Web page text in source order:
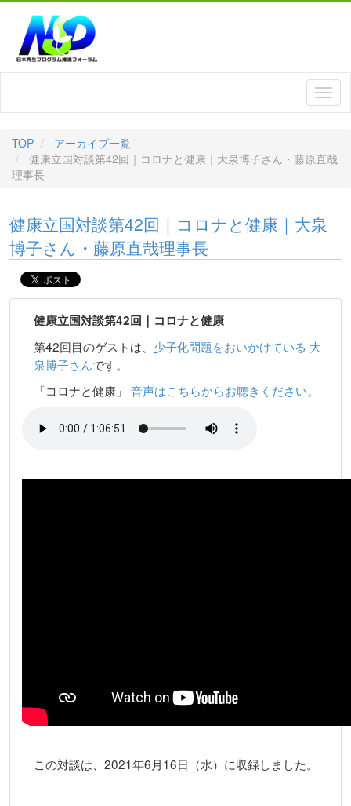
TOP
アーカイブ一覧
健康立国対談第42回｜コロナと健康｜大泉博子さん・藤原直哉
理事長
健康立国対談第42回｜コロナと健康｜大泉
博子さん・藤原直哉理事長
健康立国対談第42回｜コロナと健康
第42回目のゲストは、 少子化問題をおいかけている 大
泉博子さんです。
「コロナと健康」 音声はこちらからお聴きください。
この対談は、2021年6月16日（水）に収録しました。